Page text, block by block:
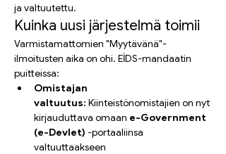
ja valtuutettu.
Kuinka uusi järjestelmä toimii
Varmistamattomien "Myytävänä"-
ilmoitusten aika on ohi. EİDS-mandaatin
puitteissa:
Omistajan
valtuutus: Kiinteistönomistajien on nyt
kirjauduttava omaan e-Government
(e-Devlet) -portaaliinsa
valtuuttaakseen